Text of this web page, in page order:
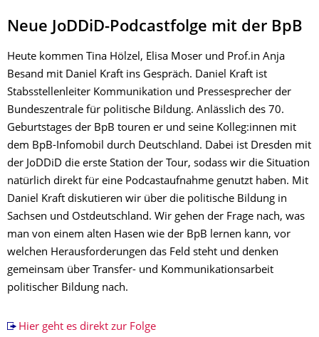
Neue JoDDiD-Podcastfolge mit der BpB
Heute kommen Tina Hölzel, Elisa Moser und Prof.in Anja
Besand mit Daniel Kraft ins Gespräch. Daniel Kraft ist
Stabsstellenleiter Kommunikation und Pressesprecher der
Bundeszentrale für politische Bildung. Anlässlich des 70.
Geburtstages der BpB touren er und seine Kolleg:innen mit
dem BpB-Infomobil durch Deutschland. Dabei ist Dresden mit
der JoDDiD die erste Station der Tour, sodass wir die Situation
natürlich direkt für eine Podcastaufnahme genutzt haben. Mit
Daniel Kraft diskutieren wir über die politische Bildung in
Sachsen und Ostdeutschland. Wir gehen der Frage nach, was
man von einem alten Hasen wie der BpB lernen kann, vor
welchen Herausforderungen das Feld steht und denken
gemeinsam über Transfer- und Kommunikationsarbeit
politischer Bildung nach.
Hier geht es direkt zur Folge